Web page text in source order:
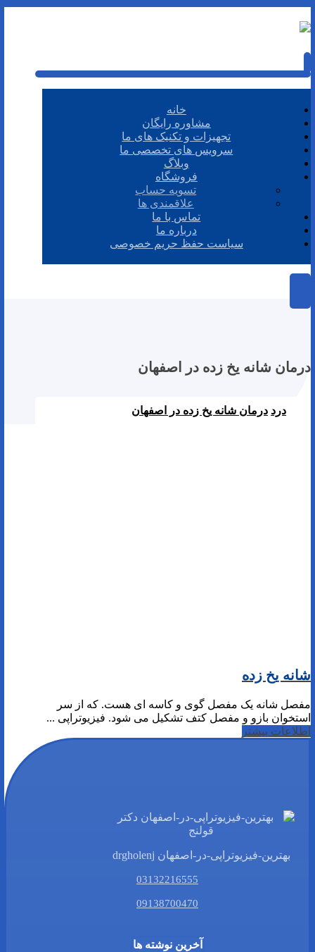
خانه
مشاوره رایگان
تجهیزات و تکنیک های ما
سرویس های تخصصی ما
وبلاگ
فروشگاه
تسویه حساب
علاقمندی ها
تماس با ما
درباره ما
سیاست حفظ حریم خصوصی
درمان شانه یخ زده در اصفهان
درد درمان شانه یخ زده در اصفهان
شانه یخ زده
مفصل شانه یک مفصل گوی و کاسه ای هست. که از سر
استخوان بازو و مفصل کتف تشکیل می شود. فیزیوتراپی ...
اطلاعات بیشتر
بهترین-فیزیوتراپی-در-اصفهان drgholenj
03132216555
09138700470
آخرین نوشته ها